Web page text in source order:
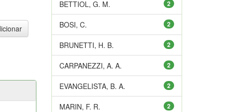
2
BETTIOL, G. M.
2
BOSI, C.
2
BRUNETTI, H. B.
2
CARPANEZZI, A. A.
2
EVANGELISTA, B. A.
2
MARIN, F. R.